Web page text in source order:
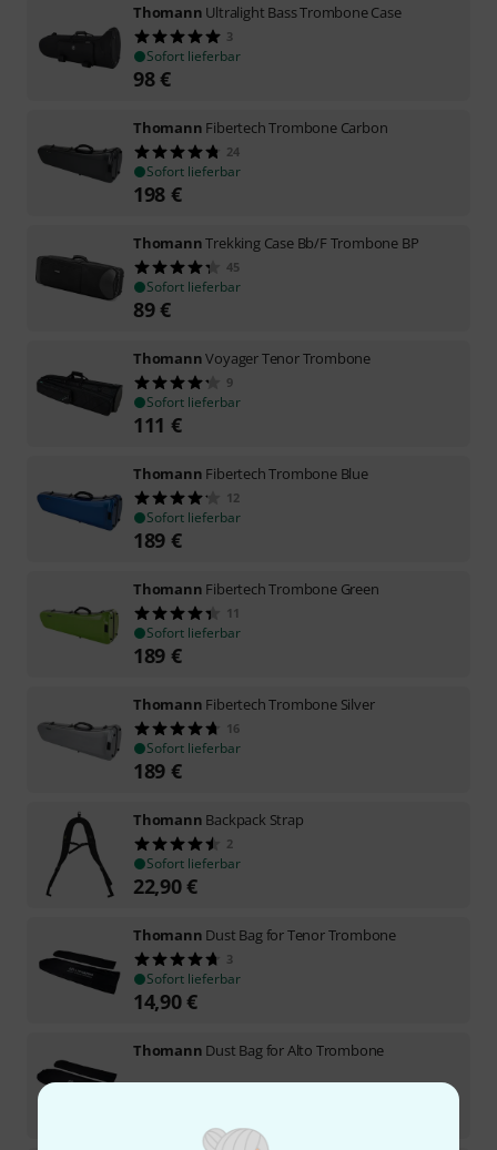
Thomann Ultralight Bass Trombone Case
3
Sofort lieferbar
98€
Thomann Fibertech Trombone Carbon
24
Sofort lieferbar
198 €
ThomannTrekking Case Bb/F Trombone BP
45
Sofort lieferbar
89€
ThomannVoyager Tenor Trombone
9
Sofort lieferbar
111 €
Thomann Fibertech Trombone Blue
12
Sofort lieferbar
189 €
Thomann Fibertech Trombone Green
11
Sofort lieferbar
189 €
Thomann Fibertech Trombone Silver
16
Sofort lieferbar
189 €
Thomann Backpack Strap
2
Sofort lieferbar
22,90€
Thomann Dust Bag for Tenor Trombone
3
Sofort lieferbar
14,90€
Thomann Dust Bag for Alto Trombone